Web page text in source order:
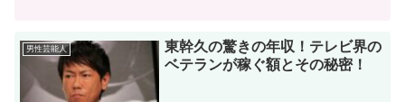
男性芸能人
東幹久の驚きの年収！テレビ界の
ベテランが稼ぐ額とその秘密！